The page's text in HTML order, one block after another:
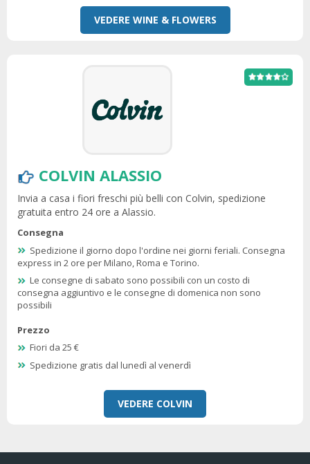
VEDERE WINE & FLOWERS
COLVIN ALASSIO
Invia a casa i fiori freschi più belli con Colvin, spedizione
gratuita entro 24 ore a Alassio.
Consegna
Spedizione il giorno dopo l'ordine nei giorni feriali. Consegna
express in 2 ore per Milano, Roma e Torino.
Le consegne di sabato sono possibili con un costo di
consegna aggiuntivo e le consegne di domenica non sono
possibili
Prezzo
Fiori da 25 €
Spedizione gratis dal lunedì al venerdì
VEDERE COLVIN